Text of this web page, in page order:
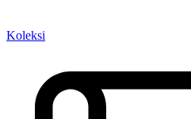
Koleksi